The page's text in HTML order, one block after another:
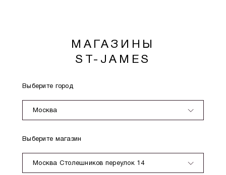
МАГАЗИНЫ
ST-JAMES
Выберите город
Москва
Выберите магазин
Москва Столешников переулок 14